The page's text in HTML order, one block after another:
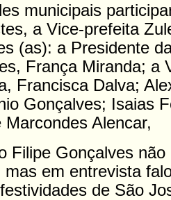
municipais
a Vice-prefeita
(as): a Presidente
França Miranda; a
Francisca Dalva;
Gonçalves; Isaias
Marcondes Alencar,
Filipe Gonçalves não
mas em entrevista
de São